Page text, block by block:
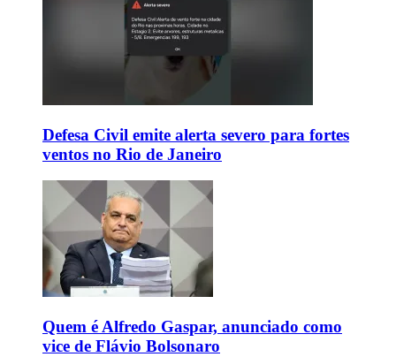
Defesa Civil emite alerta severo para fortes
ventos no Rio de Janeiro
Quem é Alfredo Gaspar, anunciado como
vice de Flávio Bolsonaro